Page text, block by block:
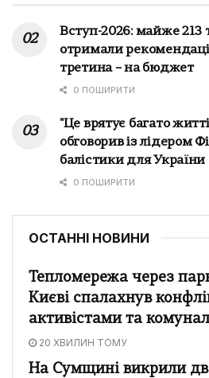
Вступ-2026: майже 213
отримали
третина – на бюджет
0 ПОШИРИТИ
"Це врятує багато
обговорив із лідером
балістики для України
0 ПОШИРИТИ
ОСТАННІ НОВИНИ
Тепломережа через
Києві спалахнув
активістами та
20 ХВИЛИН ТОМУ
На Сумщині викрили